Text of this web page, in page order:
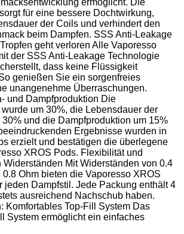
ermöglicht. Die
für eine bessere Dochtwirkung,
der Coils und verhindert den
beim Dampfen. SSS Anti-Leakage
geht verloren Alle Vaporesso
der SSS Anti-Leakage Technologie
dass keine Flüssigkeit
genießen Sie ein sorgenfreies
unangenehme Überraschungen.
und Dampfproduktion Die
um 30%, die Lebensdauer der
und die Dampfproduktion um 15%
Ergebnisse wurden in
erzielt und bestätigen die überlegene
XROS Pods. Flexibilität und
Widerständen Mit Widerständen von 0.4
0.8 Ohm bieten die Vaporesso XROS
jeden Dampfstil. Jede Packung enthält 4
ausreichend Nachschub haben.
Komfortables Top-Fill System Das
System ermöglicht ein einfaches